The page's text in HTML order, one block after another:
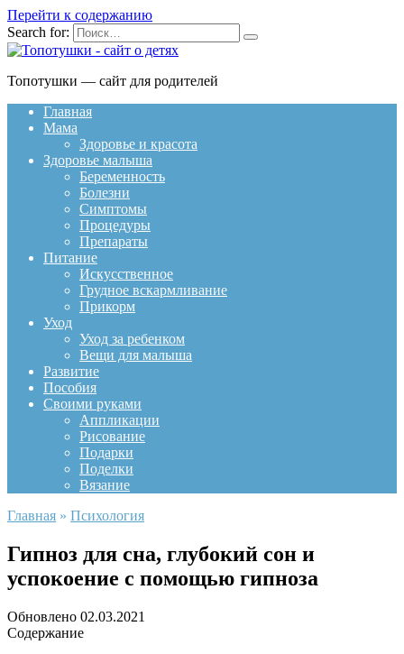
Перейти к содержанию
Search for:
Топотушки — сайт для родителей
Главная
Мама
Здоровье и красота
Здоровье малыша
Беременность
Болезни
Симптомы
Процедуры
Препараты
Питание
Искусственное
Грудное вскармливание
Прикорм
Уход
Уход за ребенком
Вещи для малыша
Развитие
Пособия
Своими руками
Аппликации
Рисование
Подарки
Поделки
Вязание
Главная » Психология
Гипноз для сна, глубокий сон и
успокоение с помощью гипноза
Обновлено 02.03.2021
Содержание